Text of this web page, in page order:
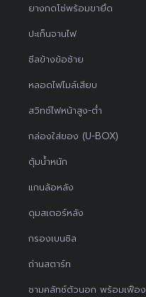
ยางกดโซ่พร้อมขายึด
ปะเก็นจานไฟ
ซีลข้างข้อซ้าย
หลอดไฟไมล์เสียบ
สวิทช์ไฟหน้าสูง-ต่ำ
กล่องใส่ของ (U-BOX)
ตุ้มน้ำหนัก
แกนล้อหลัง
ดุมสเตอร์หลัง
กรองเบนซิล
ถ่านสตาร์ท
ชามคลัทช์ตัวนอก พร้อมเฟือง